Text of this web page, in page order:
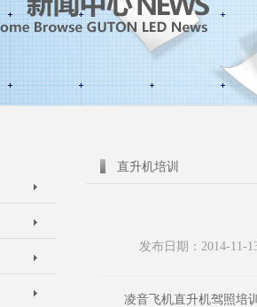
直升机培训
发布日期：2014-11-
凌音飞机直升机驾照培